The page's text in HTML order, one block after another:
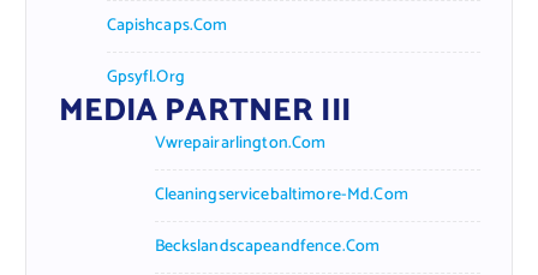
Capishcaps.com
Gpsyfl.org
MEDIA PARTNER III
Vwrepairarlington.com
Cleaningservicebaltimore-Md.com
Beckslandscapeandfence.com